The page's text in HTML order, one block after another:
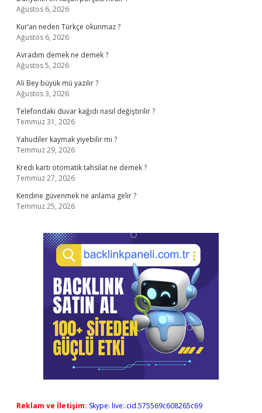
Ağustos 6, 2026
Kur’an neden Türkçe okunmaz ?
Ağustos 6, 2026
Avradım demek ne demek ?
Ağustos 5, 2026
Ali Bey büyük mü yazılır ?
Ağustos 3, 2026
Telefondaki duvar kağıdı nasıl değiştirilir ?
Temmuz 31, 2026
Yahudiler kaymak yiyebilir mi ?
Temmuz 29, 2026
Kredi kartı otomatik tahsilat ne demek ?
Temmuz 27, 2026
Kendine güvenmek ne anlama gelir ?
Temmuz 25, 2026
Reklam ve İletişim: Skype: live:.cid.575569c608265c69